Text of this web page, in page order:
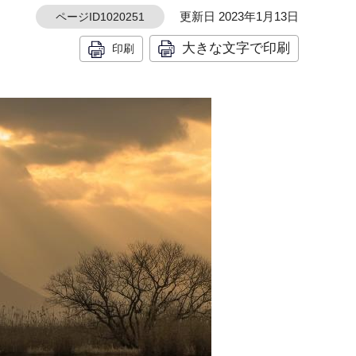
ページID1020251 更新日 2023年1月13日
印刷 大きな文字で印刷